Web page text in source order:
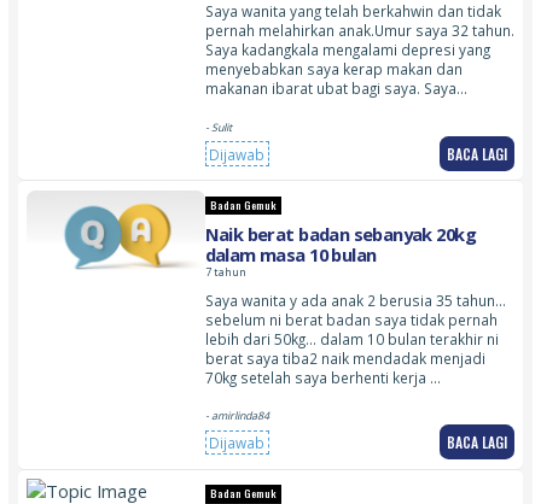
Saya wanita yang telah berkahwin dan tidak
pernah melahirkan anak.Umur saya 32 tahun.
Saya kadangkala mengalami depresi yang
menyebabkan saya kerap makan dan
makanan ibarat ubat bagi saya. Saya…
- Sulit
Dijawab BACA LAGI
Badan Gemuk
Naik berat badan sebanyak 20kg
dalam masa 10 bulan
7 tahun
Saya wanita y ada anak 2 berusia 35 tahun…
sebelum ni berat badan saya tidak pernah
lebih dari 50kg… dalam 10 bulan terakhir ni
berat saya tiba2 naik mendadak menjadi
70kg setelah saya berhenti kerja …
- amirlinda84
Dijawab BACA LAGI
Badan Gemuk